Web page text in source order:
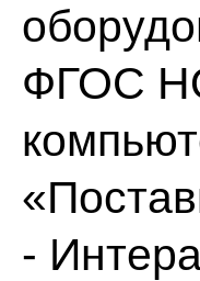
ФГОС
-